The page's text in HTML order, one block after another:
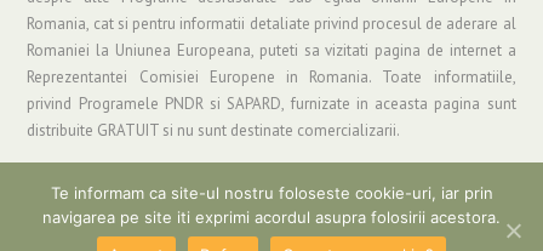
Romania, cat si pentru informatii detaliate privind procesul de aderare al
Romaniei la Uniunea Europeana, puteti sa vizitati pagina de internet a
Reprezentantei Comisiei Europene in Romania. Toate informatiile,
privind Programele PNDR si SAPARD, furnizate in aceasta pagina sunt
distribuite GRATUIT si nu sunt destinate comercializarii.
Copyright © 2019 Asociatia "Grup de Actiune Locala Parang" | Informatii si
Suport: gal_parang@yahoo.com
Te informam ca site-ul nostru foloseste cookie-uri, iar prin
navigarea pe site iti exprimi acordul asupra folosirii acestora.